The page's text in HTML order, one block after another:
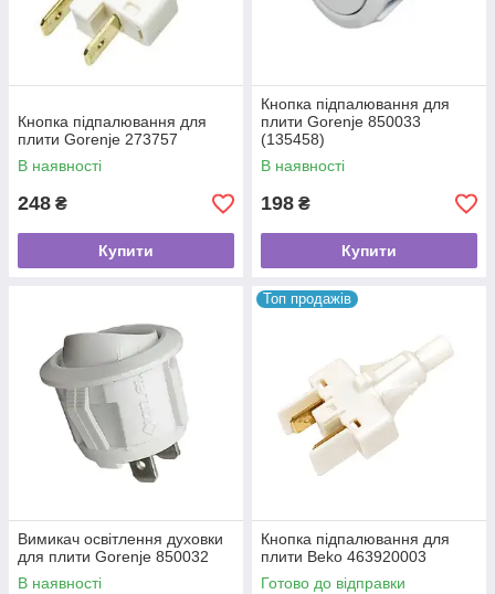
Кнопка підпалювання для
плити Gorenje 273757
В наявності
248 ₴
Купити
Кнопка підпалювання для
плити Gorenje 850033
(135458)
В наявності
198 ₴
Купити
Вимикач освітлення духовки
для плити Gorenje 850032
В наявності
Топ продажів
Кнопка підпалювання для
плити Beko 463920003
Готово до відправки